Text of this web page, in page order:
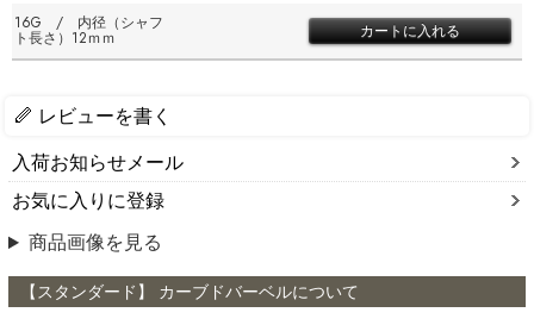
16G / 内径（シャフ
ト長さ）12ｍｍ
レビューを書く
入荷お知らせメール
お気に入りに登録
商品画像を見る
【スタンダード】 カーブドバーベルについて